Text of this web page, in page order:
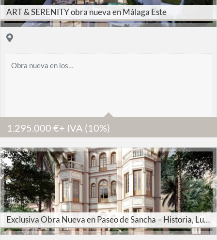
ART & SERENITY obra nueva en Málaga Este
1.295.000 €+ IVA (10%)
Obra nueva en los…
124 m2
Exclusiva Obra Nueva en Paseo de Sancha – Historia, Lujo y Vistas Únicas